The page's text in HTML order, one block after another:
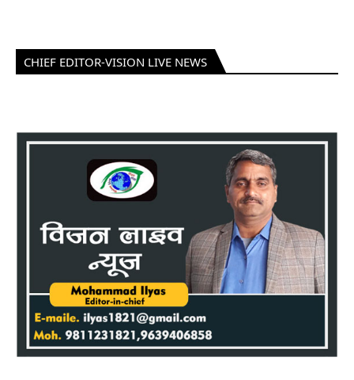
CHIEF EDITOR-VISION LIVE NEWS